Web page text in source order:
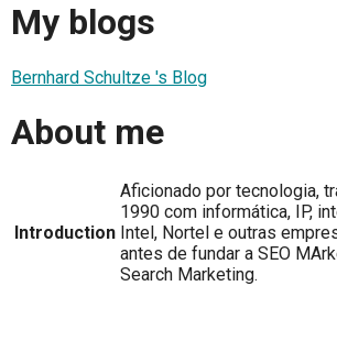
My blogs
Bernhard Schultze 's Blog
About me
Introduction
Aficionado por tecnologia,
1990 com informática, IP,
Intel, Nortel e outras
antes de fundar a SEO
Search Marketing.